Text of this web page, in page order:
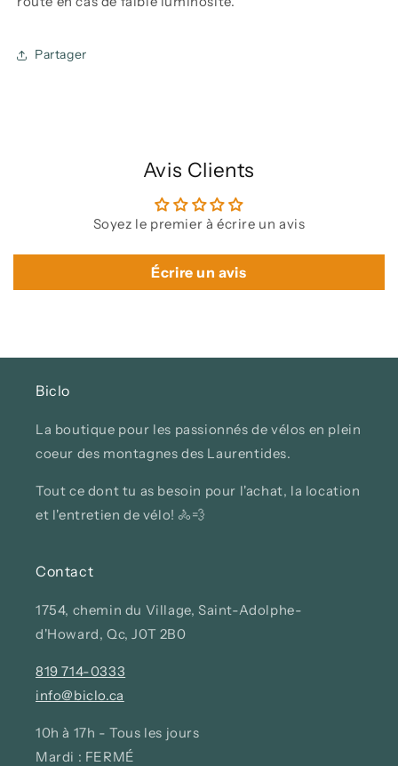
Partager
Avis Clients
Soyez le premier à écrire un avis
Écrire un avis
Biclo
La boutique pour les passionnés de vélos en plein
coeur des montagnes des Laurentides.
Tout ce dont tu as besoin pour l'achat, la location
et l'entretien de vélo! 🚴💨
Contact
1754, chemin du Village, Saint-Adolphe-
d'Howard, Qc, J0T 2B0
819 714-0333
info@biclo.ca
10h à 17h - Tous les jours
Mardi : FERMÉ